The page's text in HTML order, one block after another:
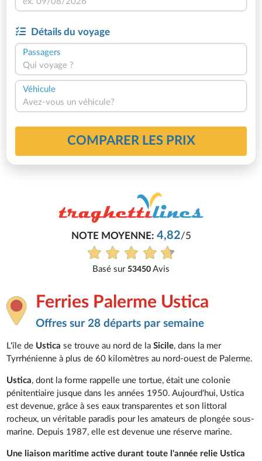
Détails du voyage
Passagers
Qui voyage ?
Véhicule
Avez-vous un véhicule?
COMPARER LES PRIX
NOTE MOYENNE:4,82/5
Basé sur 53450 Avis
Ferries Palerme Ustica
Offres sur 28 départs par semaine
L'île de Usticase trouve au nord de laSicile, dans la mer
Tyrrhénienne à plus de 60 kilomètres au nord-ouest de Palerme.
Ustica, dont la forme rappelle une tortue, était une colonie
pénitentiaire jusque dans les années 1950. Aujourd'hui, Ustica
est devenue, grâce à ses eaux transparentes et son littoral
rocheux, un véritable paradis pour les amateurs de plongée sous-
marine. Depuis 1987, elle est devenue une réserve marine.
Une liaison maritime active durant toute l'année relie Ustica